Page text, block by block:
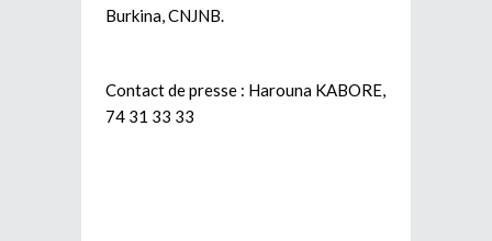
Burkina, CNJNB.
Contact de presse : Harouna KABORE,
74 31 33 33